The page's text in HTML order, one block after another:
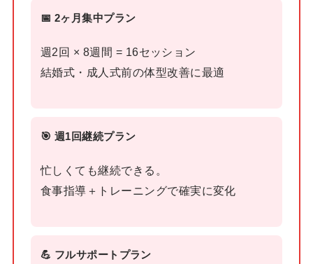
📅 2ヶ月集中プラン
週2回 × 8週間 = 16セッション
結婚式・成人式前の体型改善に最適
🎯 週1回継続プラン
忙しくても継続できる。
食事指導＋トレーニングで確実に変化
💪 フルサポートプラン